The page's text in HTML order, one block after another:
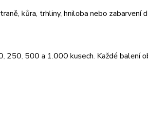
kůra, trhliny, hniloba nebo zabarvení
250, 500 a 1.000 kusech. Každé balení